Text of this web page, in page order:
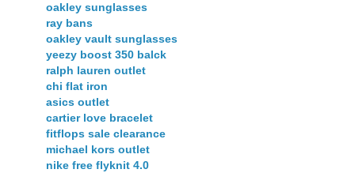
oakley sunglasses
ray bans
oakley vault sunglasses
yeezy boost 350 balck
ralph lauren outlet
chi flat iron
asics outlet
cartier love bracelet
fitflops sale clearance
michael kors outlet
nike free flyknit 4.0